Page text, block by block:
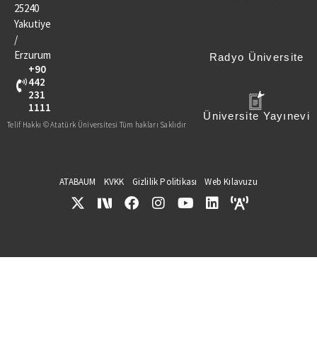
25240
Yakutiye
/
Erzurum
+90
442
231
1111
Radyo Üniversite
Üniversite Yayınevi
Telif Hakkı © Atatürk Üniversitesi Tüm hakları Saklıdır
ATABAUM KVKK Gizlilik Politikası Web Kılavuzu